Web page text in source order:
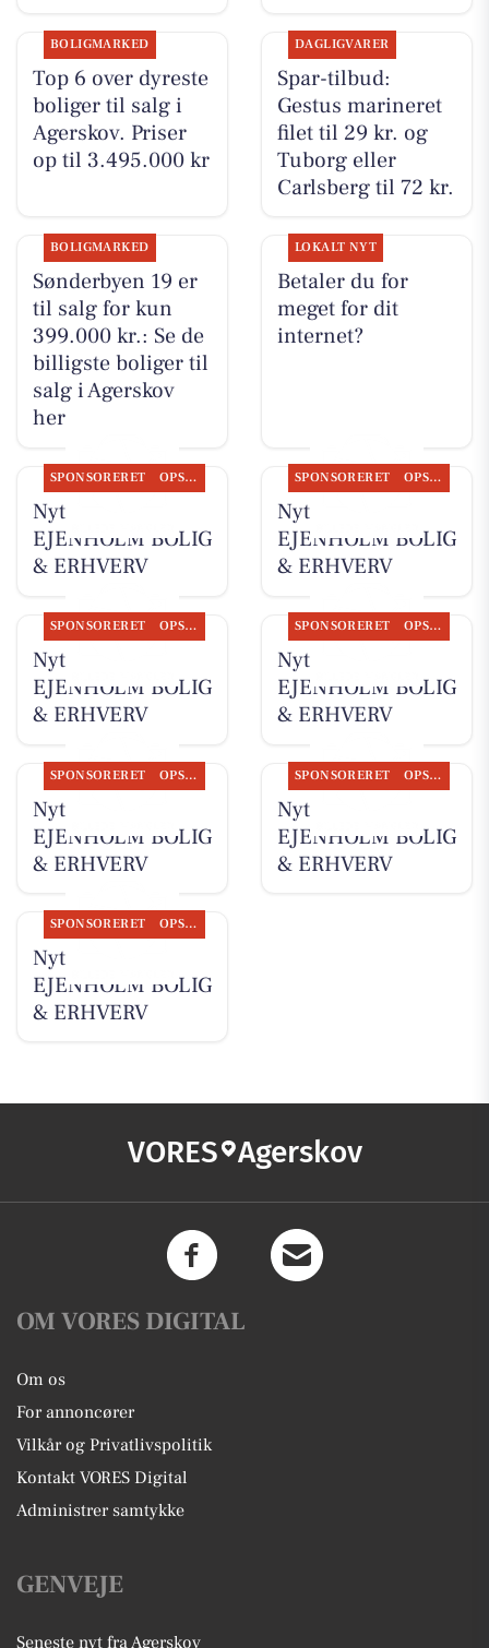
BOLIGMARKED
Top 6 over dyreste
boliger til salg i
Agerskov. Priser
op til 3.495.000 kr
DAGLIGVARER
Spar-tilbud:
Gestus marineret
filet til 29 kr. og
Tuborg eller
Carlsberg til 72 kr.
BOLIGMARKED
Sønderbyen 19 er
til salg for kun
399.000 kr.: Se de
billigste boliger til
salg i Agerskov
her
LOKALT NYT
Betaler du for
meget for dit
internet?
SPONSORERET OPSLAGSTAVLEN
Nyt fra
EJENHOLM BOLIG
& ERHVERV
SPONSORERET OPSLAGSTAVLEN
Nyt fra
EJENHOLM BOLIG
& ERHVERV
SPONSORERET OPSLAGSTAVLEN
Nyt fra
EJENHOLM BOLIG
& ERHVERV
SPONSORERET OPSLAGSTAVLEN
Nyt fra
EJENHOLM BOLIG
& ERHVERV
SPONSORERET OPSLAGSTAVLEN
Nyt fra
EJENHOLM BOLIG
& ERHVERV
SPONSORERET OPSLAGSTAVLEN
Nyt fra
EJENHOLM BOLIG
& ERHVERV
SPONSORERET OPSLAGSTAVLEN
Nyt fra
EJENHOLM BOLIG
& ERHVERV
VORES Agerskov
OM VORES DIGITAL
Om os
For annoncører
Vilkår og Privatlivspolitik
Kontakt VORES Digital
Administrer samtykke
GENVEJE
Seneste nyt fra Agerskov